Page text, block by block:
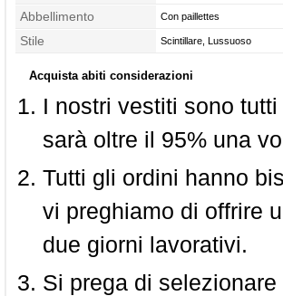
Abbellimento Con paillettes
Stile Scintillare, Lussuoso
Acquista abiti considerazioni
I nostri vestiti sono
sarà oltre il 95% una
Tutti gli ordini hanno
vi preghiamo di offrire
due giorni lavorativi.
Si prega di